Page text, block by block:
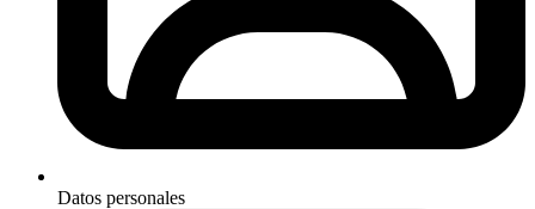
Datos personales